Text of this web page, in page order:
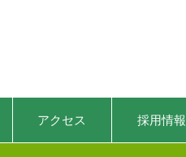
アクセス 採用情報